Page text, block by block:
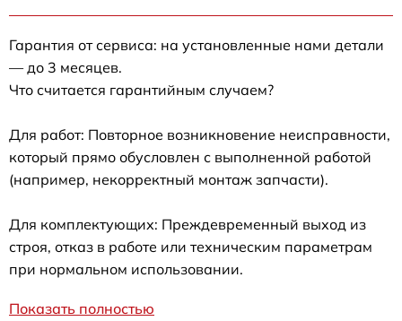
Гарантия от сервиса: на установленные нами детали
— до 3 месяцев.
Что считается гарантийным случаем?
Для работ: Повторное возникновение неисправности,
который прямо обусловлен с выполненной работой
(например, некорректный монтаж запчасти).
Для комплектующих: Преждевременный выход из
строя, отказ в работе или техническим параметрам
при нормальном использовании.
Показать полностью